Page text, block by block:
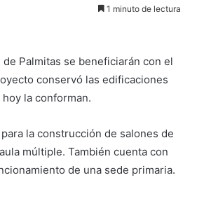
1 minuto de lectura
Palmitas se beneficiarán con el
conservó las edificaciones
la conforman.
la construcción de salones de
múltiple. También cuenta con
de una sede primaria.